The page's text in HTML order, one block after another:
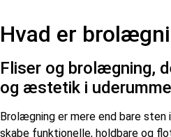
Hvad er
Fliser og brolægning,
og æstetik i
Brolægning er mere end bare
skabe funktionelle, holdbare og